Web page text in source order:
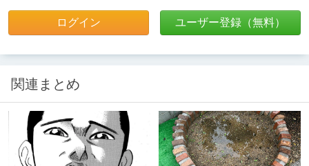
ログイン ユーザー登録（無料）
関連まとめ